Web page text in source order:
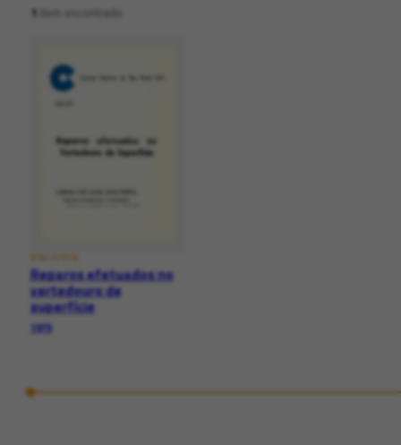
1item encontrado
Reparos efetuados no
vertedouro de
superfície
1975